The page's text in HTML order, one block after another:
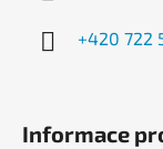
+420 722
Informace